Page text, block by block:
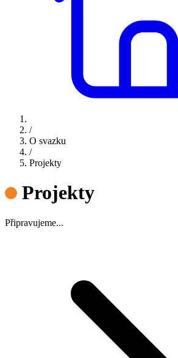
/
O svazku
/
Projekty
Projekty
Připravujeme...